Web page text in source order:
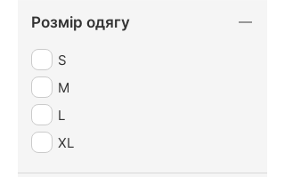
Розмір одягу
S
M
L
XL